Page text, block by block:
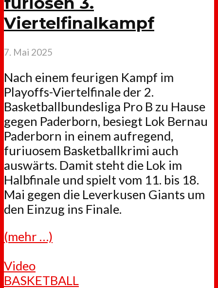
Viertelfinalkampf
7. Mai 2025
Nach einem feurigen Kampf im
Playoffs-Viertelfinale der 2.
Basketballbundesliga Pro B zu Hause
gegen Paderborn, besiegt Lok Bernau
Paderborn in einem aufregend,
furiuosem Basketballkrimi auch
auswärts. Damit steht die Lok im
Halbfinale und spielt vom 11. bis 18.
Mai gegen die Leverkusen Giants um
den Einzug ins Finale.
(mehr …)
Video
BASKETBALL